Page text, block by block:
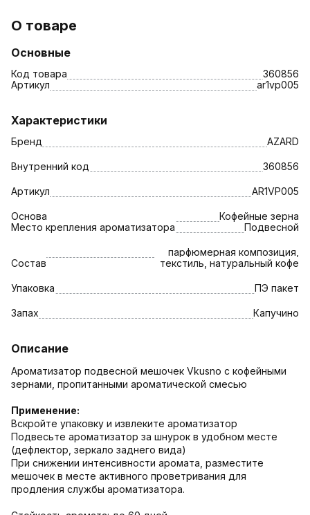
О товаре
Основные
Код товара
360856
Артикул
ar1vр005
Характеристики
Бренд AZARD
Внутренний код 360856
Артикул AR1VР005
Основа
Кофейные зерна
Место крепления ароматизатора
Подвесной
Состав
парфюмерная композиция,
текстиль, натуральный кофе
Упаковка ПЭ пакет
Запах Капучино
Описание
Ароматизатор подвесной мешочек Vkusno с кофейными
зернами, пропитанными ароматической смесью
Применение:
Вскройте упаковку и извлеките ароматизатор
Подвесьте ароматизатор за шнурок в удобном месте
(дефлектор, зеркало заднего вида)
При снижении интенсивности аромата, разместите
мешочек в месте активного проветривания для
продления службы ароматизатора.